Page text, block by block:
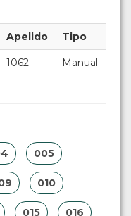
005